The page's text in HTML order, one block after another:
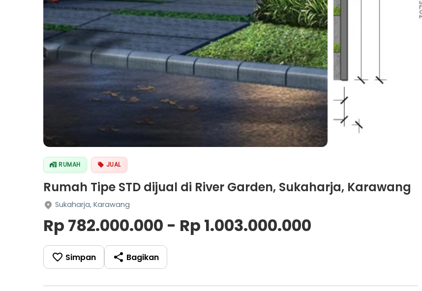
RUMAH JUAL
Rumah Tipe STD dijual di River Garden, Sukaharja, Karawang
Sukaharja, Karawang
Rp 782.000.000 - Rp 1.003.000.000
Simpan Bagikan